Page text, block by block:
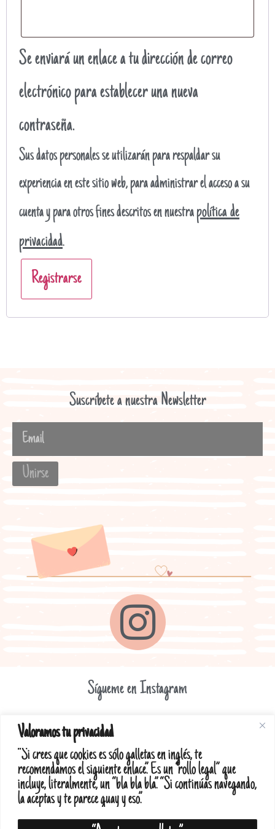
Valoramos tu privacidad
“Si crees que cookies es sólo galletas en inglés, te
recomendamos el siguiente enlace”. Es un “rollo legal” que
incluye, literalmente, un “bla bla bla”. “Si continúas navegando,
la aceptas y te parece guay y eso”.
Se enviará un enlace a tu dirección de correo
electrónico para establecer una nueva
contraseña.
Sus datos personales se utilizarán para respaldar su
experiencia en este sitio web, para administrar el acceso a su
cuenta y para otros fines descritos en nuestrapolítica de
privacidad.
Registrarse
Suscríbete a nuestra Newsletter
Unirse
Sígueme en Instagram
Diseño web realizado por RK Informatika